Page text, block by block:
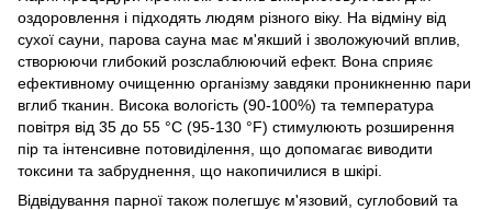
оздоровлення і підходять людям різного віку. На відміну від
сухої сауни, парова сауна має м'якший і зволожуючий вплив,
створюючи глибокий розслаблюючий ефект. Вона сприяє
ефективному очищенню організму завдяки проникненню пари
вглиб тканин. Висока вологість (90-100%) та температура
повітря від 35 до 55 °C (95-130 °F) стимулюють розширення
пір та інтенсивне потовиділення, що допомагає виводити
токсини та забруднення, що накопичилися в шкірі.
Відвідування парної також полегшує м'язовий, суглобовий та